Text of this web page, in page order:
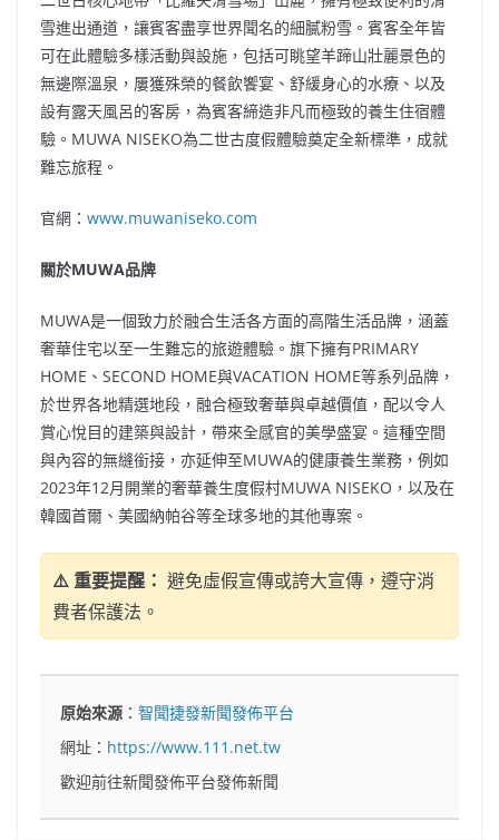
雪進出通道，讓賓客盡享世界聞名的細膩粉雪。賓客全年皆
可在此體驗多樣活動與設施，包括可眺望羊蹄山壯麗景色的
無邊際溫泉，屢獲殊榮的餐飲饗宴、舒緩身心的水療、以及
設有露天風呂的客房，為賓客締造非凡而極致的養生住宿體
驗。MUWA NISEKO為二世古度假體驗奠定全新標準，成就
難忘旅程。
官網： www.muwaniseko.com
關於MUWA品牌
MUWA是一個致力於融合生活各方面的高階生活品牌，涵蓋
奢華住宅以至一生難忘的旅遊體驗。旗下擁有PRIMARY
HOME、SECOND HOME與VACATION HOME等系列品牌，
於世界各地精選地段，融合極致奢華與卓越價值，配以令人
賞心悅目的建築與設計，帶來全感官的美學盛宴。這種空間
與內容的無縫銜接，亦延伸至MUWA的健康養生業務，例如
2023年12月開業的奢華養生度假村MUWA NISEKO，以及在
韓國首爾、美國納帕谷等全球多地的其他專案。
⚠️ 重要提醒： 避免虛假宣傳或誇大宣傳，遵守消
費者保護法。
原始來源 ：智聞捷發新聞發佈平台
網址： https://www.111.net.tw
歡迎前往新聞發佈平台發佈新聞